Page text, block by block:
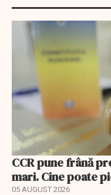
CCR pune frână
mari. Cine poate
05 AUGUST 2026